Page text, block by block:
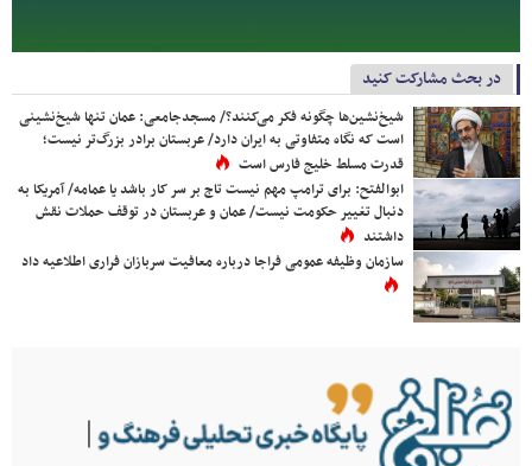
در بحث مشارکت کنید
شیخ‌نشین‌ها چگونه فکر می‌کنند؟/ مسجدجامعی: عمان تنها شیخ‌نشینی
است که نگاه متفاوتی به ایران دارد/ عربستان برادر بزرگ‌تر نیست؛
قدرت مسلط خلیج فارس است
ابوالفتح: برای ترامپ مهم نیست تاج بر سر کار باشد یا عمامه/ آمریکا به
دنبال تغییر حکومت نیست/ عمان و عربستان در توقف حملات نقش
داشتند
سازمان وظیفه عمومی فراجا درباره معافیت سربازان فراری اطلاعیه داد